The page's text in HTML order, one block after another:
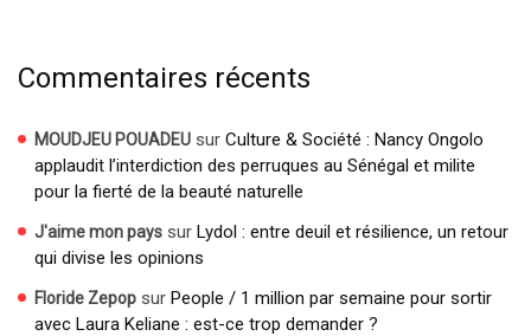
Commentaires récents
MOUDJEU POUADEU sur Culture & Société : Nancy Ongolo
applaudit l’interdiction des perruques au Sénégal et milite
pour la fierté de la beauté naturelle
J'aime mon pays sur Lydol : entre deuil et résilience, un retour
qui divise les opinions
Floride Zepop sur People / 1 million par semaine pour sortir
avec Laura Keliane : est-ce trop demander ?